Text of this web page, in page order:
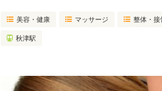
美容・健康 マッサージ 整体・接
秋津駅